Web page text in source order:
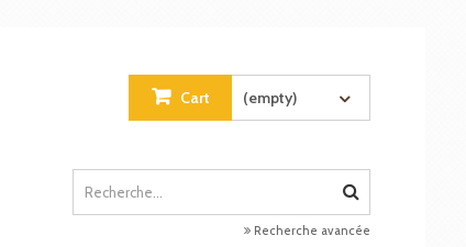
Cart (empty)
Recherche avancée